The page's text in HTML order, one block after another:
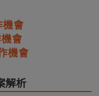
會
會
機會
解析